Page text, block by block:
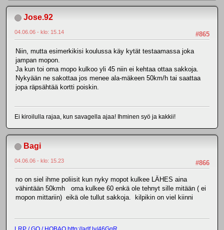
Jose.92
#865
04.06.06 - klo: 15.14
Niin, mutta esimerkikisi koulussa käy kytät testaamassa joka
jampan mopon.
Ja kun toi oma mopo kulkoo yli 45 niin ei kehtaa ottaa sakkoja.
Nykyään ne sakottaa jos menee ala-mäkeen 50km/h tai saattaa
jopa räpsähtää kortti poiskin.
Ei kiroilulla rajaa, kun savagella ajaa! Ihminen syö ja kakkii!
Bagi
#866
04.06.06 - klo: 15.23
no on siel ihme poliisit kun nyky mopot kulkee LÄHES aina
vähintään 50kmh oma kulkee 60 enkä ole tehnyt sille mitään ( ei
mopon mittariin) eikä ole tullut sakkoja. kilpikin on viel kiinni